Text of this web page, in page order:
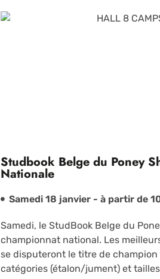
Studbook Belge du Poney
Nationale
Samedi 18 janvier - à partir de
Samedi, le StudBook Belge du
championnat national. Les
se disputeront le titre de
catégories (étalon/jument) et